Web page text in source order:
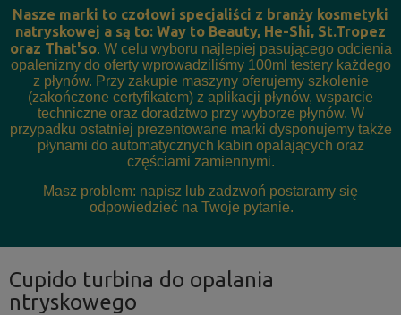
Nasze marki to czołowi specjaliści z branży kosmetyki
natryskowej a są to: Way to Beauty, He-Shi, St.Tropez
oraz That'so. W celu wyboru najlepiej pasującego odcienia
opalenizny do oferty wprowadziliśmy 100ml testery każdego
z płynów. Przy zakupie maszyny oferujemy szkolenie
(zakończone certyfikatem) z aplikacji płynów, wsparcie
techniczne oraz doradztwo przy wyborze płynów. W
przypadku ostatniej prezentowane marki dysponujemy także
płynami do automatycznych kabin opalających oraz
częściami zamiennymi.
Masz problem: napisz lub zadzwoń postaramy się
odpowiedzieć na Twoje pytanie.
Cupido turbina do opalania
ntryskowego